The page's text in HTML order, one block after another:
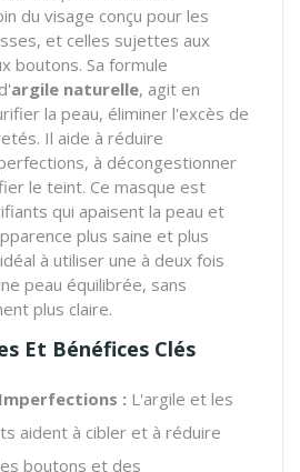
du visage conçu pour les
et celles sujettes aux
boutons. Sa formule
argile naturelle, agit en
la peau, éliminer l'excès de
Il aide à réduire
à décongestionner
le teint. Ce masque est
qui apaisent la peau et
plus saine et plus
à utiliser une à deux fois
peau équilibrée, sans
plus claire.
Et Bénéfices Clés
: L'argile et les
aident à cibler et à réduire
boutons et des